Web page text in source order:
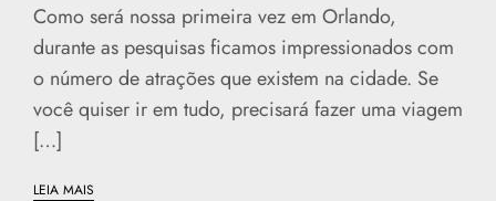
Como será nossa primeira vez em Orlando,
durante as pesquisas ficamos impressionados com
o número de atrações que existem na cidade. Se
você quiser ir em tudo, precisará fazer uma viagem
[…]
LEIA MAIS